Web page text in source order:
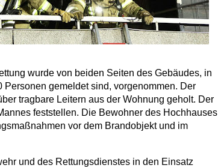
wurde von beiden Seiten des Gebäudes, in
gemeldet sind, vorgenommen. Der
tragbare Leitern aus der Wohnung geholt. Der
feststellen. Die Bewohner des Hochhauses
vor dem Brandobjekt und im
und des Rettungsdienstes in den Einsatz